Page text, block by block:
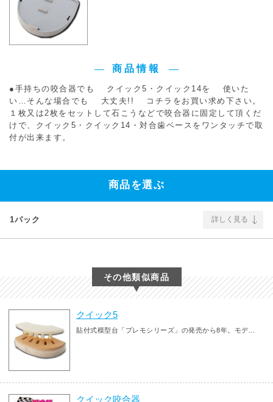
商品情報
●手持ちの咬合器でも クイック5・クイック14を 使いた
い…そんな場合でも 大丈夫!! コチラをお買い求め下さい。
１枚又は2枚をセットして石こうなどで咬合器に固定して頂くだ
けで、クイック5・クイック14・対合歯ベースをワンタッチで取
付が出来ます。
商品を選ぶ
1パック 詳しく見る
その他類似商品
クイック5
貼付式模型台「プレモシリーズ」の発売から8年。モデ...
クイック咬合器